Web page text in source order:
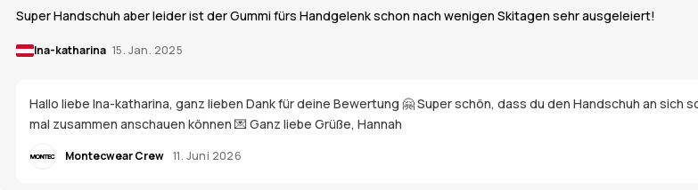
Super Handschuh aber leider ist der Gummi fürs Handgelenk schon nach wenigen Skitagen sehr ausgeleiert!
Ina-katharina 15. Jan. 2025
Hallo liebe Ina-katharina, ganz lieben Dank für deine Bewertung 🤗 Super schön, dass du den Handschuh an
mal zusammen anschauen können 💌 Ganz liebe Grüße, Hannah
Montecwear Crew 11. Juni 2026